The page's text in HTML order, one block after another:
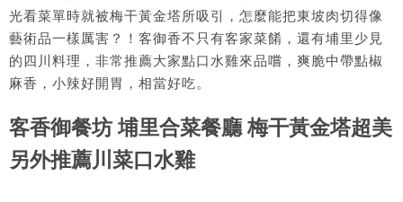
光看菜單時就被梅干黃金塔所吸引，怎麼能把東坡肉切得像
藝術品一樣厲害？！客御香不只有客家菜餚，還有埔里少見
的四川料理，非常推薦大家點口水雞來品嚐，爽脆中帶點椒
麻香，小辣好開胃，相當好吃。
客香御餐坊 埔里合菜餐廳 梅干黃金塔超美
另外推薦川菜口水雞